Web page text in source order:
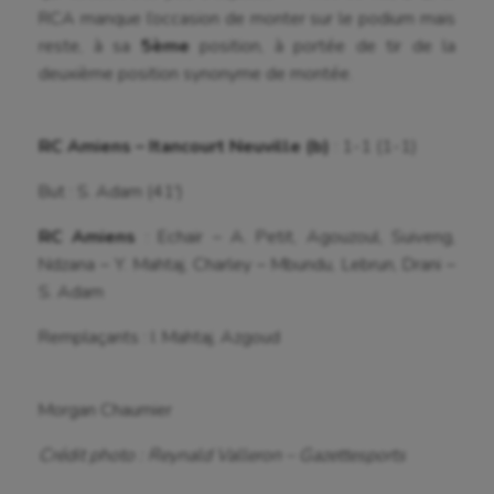
Paddle
Patinage artistique
Randonnée / Marche
RCA manque l’occasion de monter sur le podium mais
reste, à sa 5ème position, à portée de tir de la
deuxième position synonyme de montée.
RC Amiens – Itancourt Neuville (b)
But : S. Adam (41′)
RC Amiens : Echair – A. Petit, Agouzoul, Suiveng,
Ndzana – Y. Mahtaj, Charley – Mbundu, Lebrun, Drani –
S. Adam
Remplaçants : I. Mahtaj, Azgoud
Morgan Chaumier
Crédit photo : Reynald Valleron – Gazettesports